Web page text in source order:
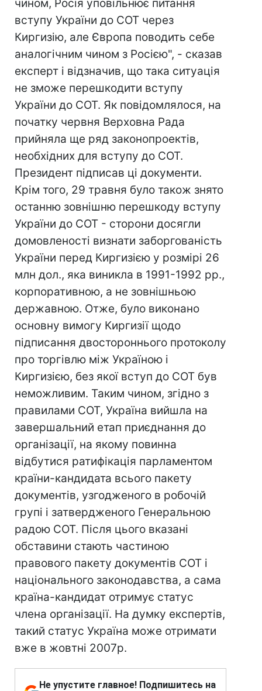
чином, Росія уповільнює питання
вступу України до СОТ через
Киргизію, але Європа поводить себе
аналогічним чином з Росією", - сказав
експерт і відзначив, що така ситуація
не зможе перешкодити вступу
України до СОТ. Як повідомлялося, на
початку червня Верховна Рада
прийняла ще ряд законопроектів,
необхідних для вступу до СОТ.
Президент підписав ці документи.
Крім того, 29 травня було також знято
останню зовнішню перешкоду вступу
України до СОТ - сторони досягли
домовленості визнати заборгованість
України перед Киргизією у розмірі 26
млн дол., яка виникла в 1991-1992 рр.,
корпоративною, а не зовнішньою
державною. Отже, було виконано
основну вимогу Киргизії щодо
підписання двостороннього протоколу
про торгівлю між Україною і
Киргизією, без якої вступ до СОТ був
неможливим. Таким чином, згідно з
правилами СОТ, Україна вийшла на
завершальний етап приєднання до
організації, на якому повинна
відбутися ратифікація парламентом
країни-кандидата всього пакету
документів, узгодженого в робочій
групі і затвердженого Генеральною
радою СОТ. Після цього вказані
обставини стають частиною
правового пакету документів СОТ і
національного законодавства, а сама
країна-кандидат отримує статус
члена організації. На думку експертів,
такий статус Україна може отримати
вже в жовтні 2007р.
Не упустите главное! Подпишитесь на